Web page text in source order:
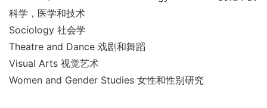
科学，医学和技术
Sociology 社会学
Theatre and Dance 戏剧和舞蹈
Visual Arts 视觉艺术
Women and Gender Studies 女性和性别研究